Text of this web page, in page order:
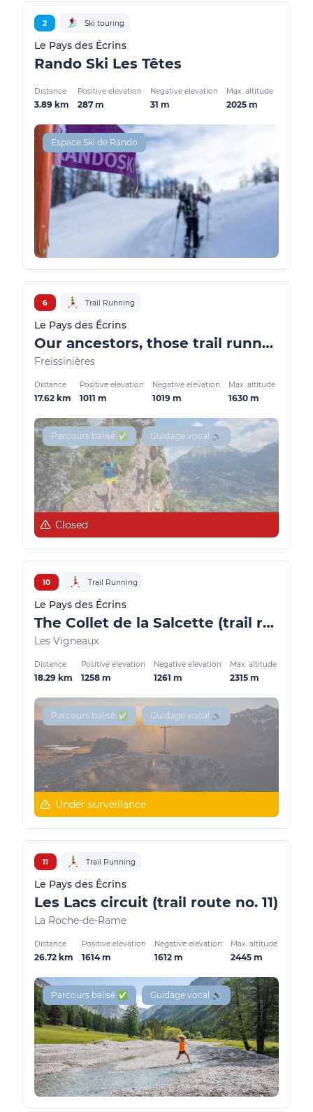
2 Ski touring
Le Pays des Écrins
Rando Ski Les Têtes
Distance
3.89 km
Positive elevation
287 m
Negative elevation
31 m
Max. altitude
2025 m
Espace Ski de Rando
6 Trail Running
Le Pays des Écrins
Our ancestors, those trail runners (trail route no. 6)
Freissinières
Distance
17.62 km
Positive elevation
1011 m
Negative elevation
1019 m
Max. altitude
1630 m
Parcours balisé ✅ Guidage vocal 🔊
Closed
10 Trail Running
Le Pays des Écrins
The Collet de la Salcette (trail route no. 10)
Les Vigneaux
Distance
18.29 km
Positive elevation
1258 m
Negative elevation
1261 m
Max. altitude
2315 m
Parcours balisé ✅ Guidage vocal 🔊
Under surveillance
11 Trail Running
Le Pays des Écrins
Les Lacs circuit (trail route no. 11)
La Roche-de-Rame
Distance
26.72 km
Positive elevation
1614 m
Negative elevation
1612 m
Max. altitude
2445 m
Parcours balisé ✅ Guidage vocal 🔊